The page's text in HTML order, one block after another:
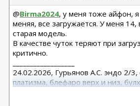
@Birma2024, у меня тоже айфон,
меняя, все загружается. У меня
старая модель.
В качестве чуток теряют при
критично.
24.02.2026, Гурьянов А.С. эндо 2/
платизма, блефаро верх и низ,